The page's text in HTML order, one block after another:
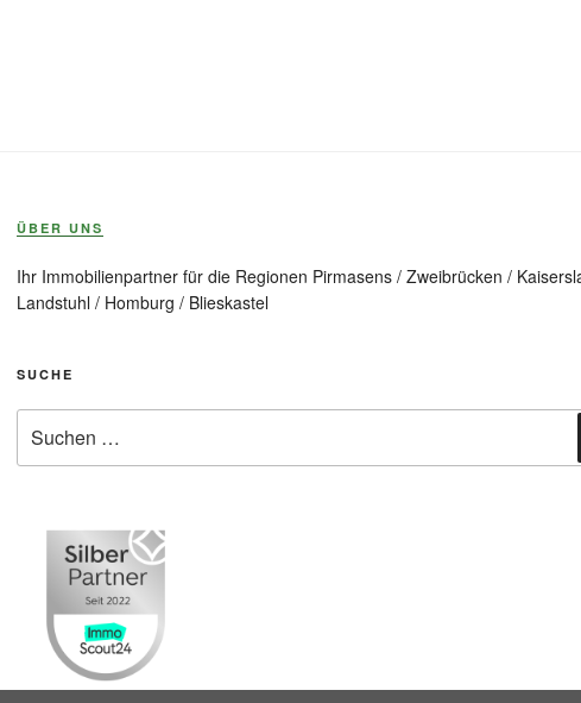
ÜBER UNS
Ihr Immobilienpartner für die Regionen Pirmasens / Zweibrücken /
Landstuhl / Homburg / Blieskastel
SUCHE
nach: